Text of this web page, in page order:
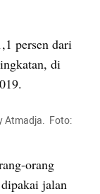
persen dari
di
Atmadja.  Foto:
orang
jalan